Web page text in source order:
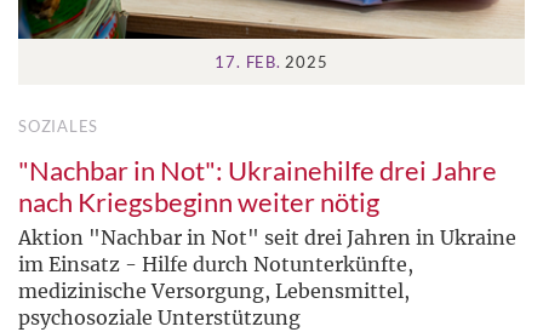
17. FEB. 2025
SOZIALES
"Nachbar in Not": Ukrainehilfe drei Jahre
nach Kriegsbeginn weiter nötig
Aktion "Nachbar in Not" seit drei Jahren in Ukraine
im Einsatz - Hilfe durch Notunterkünfte,
medizinische Versorgung, Lebensmittel,
psychosoziale Unterstützung